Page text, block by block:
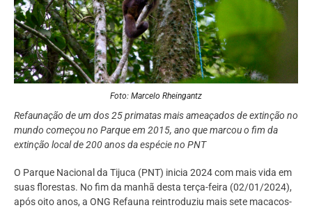
Foto: Marcelo Rheingantz
Refaunação de um dos 25 primatas mais ameaçados de extinção no
mundo começou no Parque em 2015, ano que marcou o fim da
extinção local de 200 anos da espécie no PNT
O Parque Nacional da Tijuca (PNT) inicia 2024 com mais vida em
suas florestas. No fim da manhã desta terça-feira (02/01/2024),
após oito anos, a ONG Refauna reintroduziu mais sete macacos-